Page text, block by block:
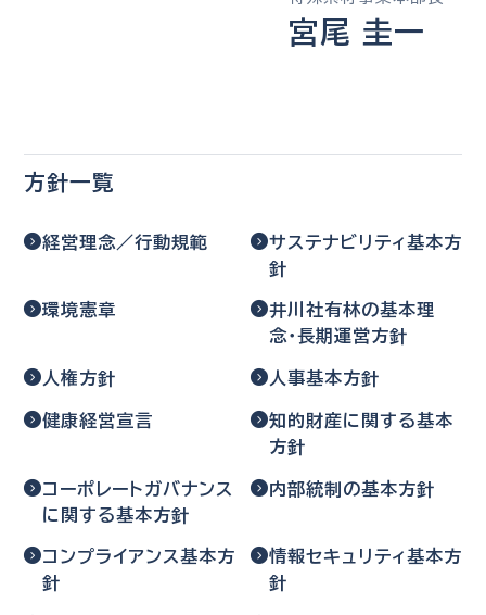
宮尾 圭一
方針一覧
経営理念／行動規範
サステナビリティ基本方
針
環境憲章
井川社有林の基本理
念・長期運営方針
人権方針 人事基本方針
健康経営宣言
知的財産に関する基本
方針
コーポレートガバナンス
に関する基本方針
内部統制の基本方針
コンプライアンス基本方
針
情報セキュリティ基本方
針